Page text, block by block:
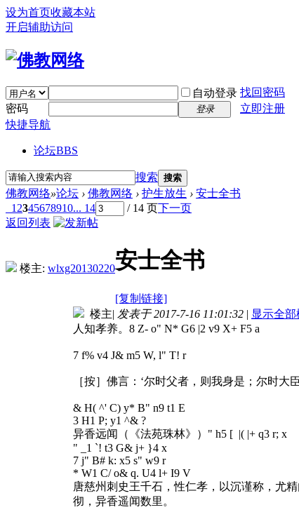
设为首页收藏本站
开启辅助访问
自动登录 找回密码
密码
登录
立即注册
快捷导航
论坛BBS
搜索 搜索
佛教网络»论坛 › 佛教网络 › 护生放生 › 安士全书
1 2345678910... 14 / 14 页下一页
返回列表
楼主: wlxg20130220安士全书
[复制链接]
楼主| 发表于 2017-7-16 11:01:32 | 显示全部
人知孝养。 8 Z- o" N* G6 |2 v9 X+ F5 a
7 f% v4 J& m5 W, l" T! r
［按］佛言：‘尔时父者，则我身是；尔时
& H( ^' C) y* B" n9 t1 E
3 H1 P; y1 ^& ?
异香远闻（《法苑珠林》） " h5 [ |( |+ q3 r; x
" _1 `! t3 G& j+ }4 x
7 j" B# k: x5 s" w9 r
* W1 C/ o& q. U4 l+ I9 V
唐慈州刺史王千石，性仁孝，以沉谨称，尤
彻，异香遥闻数里。